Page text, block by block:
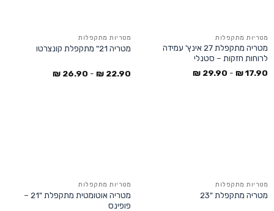
מטריות מתקפלות
מטריה מתקפלת 27 אינץ' עמידה
לרוחות חזקות – סטנלי
17.90
₪
-
29.90
₪
מטריות מתקפלות
מטריה 21" מתקפלת קונצרטו
22.90
₪
-
26.90
₪
מטריות מתקפלות
מטריה מתקפלת "23
מטריות מתקפלות
מטריה אוטומטית מתקפלת "21 –
פופינס